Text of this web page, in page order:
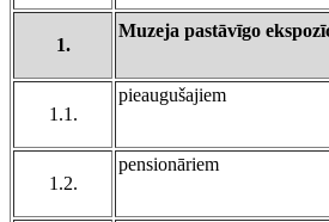
1.
Muzeja pastāvīgo
1.1.
pieaugušajiem
1.2.
pensionāriem